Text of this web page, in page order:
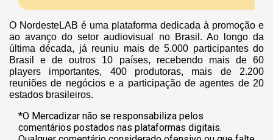
O NordesteLAB é uma plataforma dedicada à promoção e
ao avanço do setor audiovisual no Brasil. Ao longo da
última década, já reuniu mais de 5.000 participantes do
Brasil e de outros 10 países, recebendo mais de 60
players importantes, 400 produtoras, mais de 2.200
reuniões de negócios e a participação de agentes de 20
estados brasileiros.
*O Mercadizar não se responsabiliza pelos
comentários postados nas plataformas digitais.